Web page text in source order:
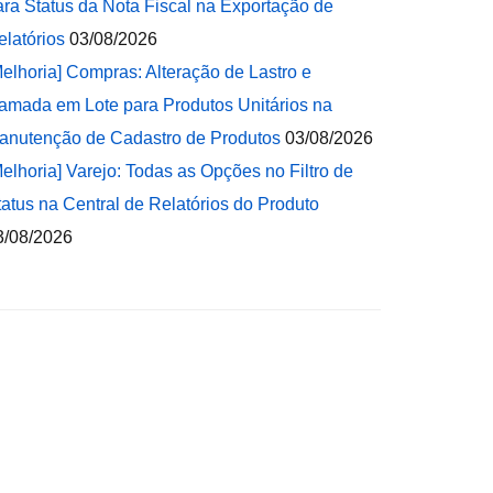
Status da Nota Fiscal na Exportação de
03/08/2026
Compras: Alteração de Lastro e
em Lote para Produtos Unitários na
de Cadastro de Produtos 03/08/2026
Varejo: Todas as Opções no Filtro de
na Central de Relatórios do Produto
08/2026